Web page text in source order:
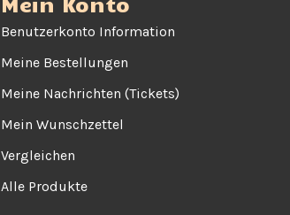
Benutzerkonto Information
Meine Bestellungen
Meine Nachrichten (Tickets)
Mein Wunschzettel
Vergleichen
Alle Produkte